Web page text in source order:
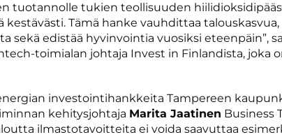
tuotannolle tukien teollisuuden
kestävästi. Tämä hanke vauhdittaa
sekä edistää hyvinvointia vuosiksi eteenpäin”,
toimialan johtaja Invest in Finlandista, joka
investointihankkeita Tampereen
kehitysjohtaja Marita Jaatinen Business
ilmastotavoitteita ei voida saavuttaa